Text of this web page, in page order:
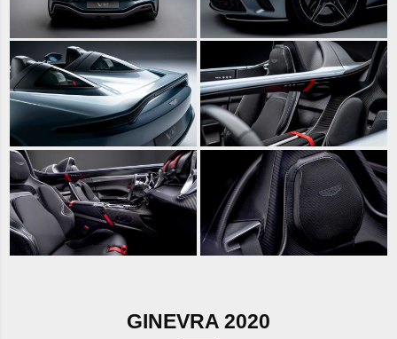
GINEVRA 2020